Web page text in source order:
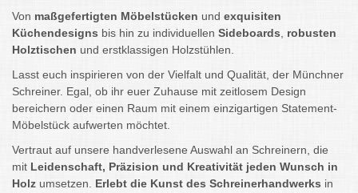
Von maßgefertigten Möbelstücken und exquisiten
Küchendesigns bis hin zu individuellen Sideboards
robusten
Holztischen und erstklassigen Holzstühlen.
Lasst euch inspirieren von der Vielfalt und Qualität, der Münchner
Schreiner. Egal, ob ihr euer Zuhause mit zeitlosem Design
bereichern oder einen Raum mit einem einzigartigen Statement-
Möbelstück aufwerten möchtet.
Vertraut auf unsere handverlesene Auswahl an Schreinern, die
mit Leidenschaft, Präzision und Kreativität jeden Wunsch in
Holz umsetzen. Erlebt die Kunst des Schreinerhandwerks in